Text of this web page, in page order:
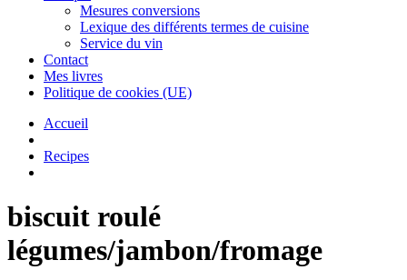
Mesures conversions
Lexique des différents termes de cuisine
Service du vin
Contact
Mes livres
Politique de cookies (UE)
Accueil
Recipes
biscuit roulé
légumes/jambon/fromage